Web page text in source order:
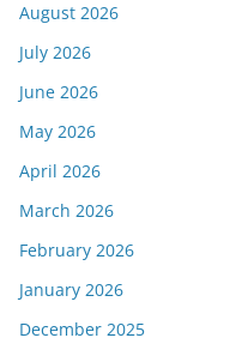
August 2026
July 2026
June 2026
May 2026
April 2026
March 2026
February 2026
January 2026
December 2025